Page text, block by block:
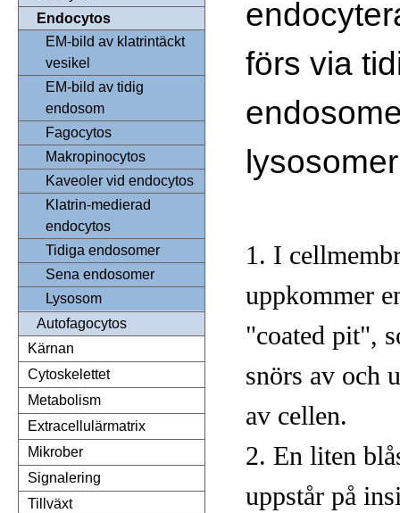
Endocytos
EM-bild av klatrintäckt
vesikel
EM-bild av tidig
endosom
Fagocytos
Makropinocytos
Kaveoler vid endocytos
Klatrin-medierad
endocytos
Tidiga endosomer
Sena endosomer
Lysosom
Autofagocytos
Kärnan
Cytoskelettet
Metabolism
Extracellulärmatrix
Mikrober
Signalering
Tillväxt
förs via
1. I
uppkommer
"coated pit",
snörs av och
av cellen.
2. En liten
uppstår på